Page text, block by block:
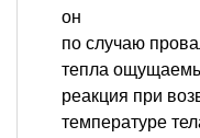
он
по случаю
тепла
реакция при
температуре